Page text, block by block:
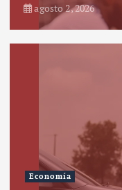
agosto 2, 2026
Economía